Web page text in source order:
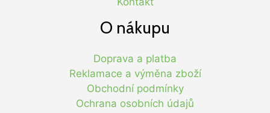
O nákupu
Doprava a platba
Reklamace a výměna zboží
Obchodní podmínky
Ochrana osobních údajů